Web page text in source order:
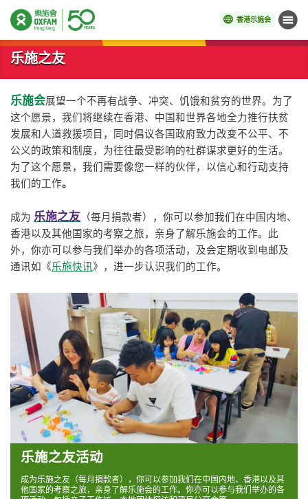
香港乐施会 菜单
开始主要内容
乐施之友
乐施会展望一个不再有战争、冲突、饥饿和贫穷的世界。为了
这个愿景，我们将继续在香港、中国和世界各地全力推行扶贫
发展和人道救援项目，同时倡议各国政府致力改变不公平、不
公义的政策和制度，为往往最受影响的社群谋求更好的生活。
为了这个愿景，我们需要像您一样的伙伴，以信心和行动支持
我们的工作。
成为 乐施之友 （每月捐款者），你可以参加我们在中国内地、
香港以及其他国家的考察之旅，亲身了解乐施会的工作。此
外，你亦可以参与我们举办的各项活动，及会定期收到电邮及
通讯如《乐施快讯》，进一步认识我们的工作。
乐施之友活动
成为乐施之友（每月捐款者），你可以参加我们在中国内地、香港以及其
他国家的考察之旅，亲身了解乐施会的工作。你亦可以参与我们举办的各